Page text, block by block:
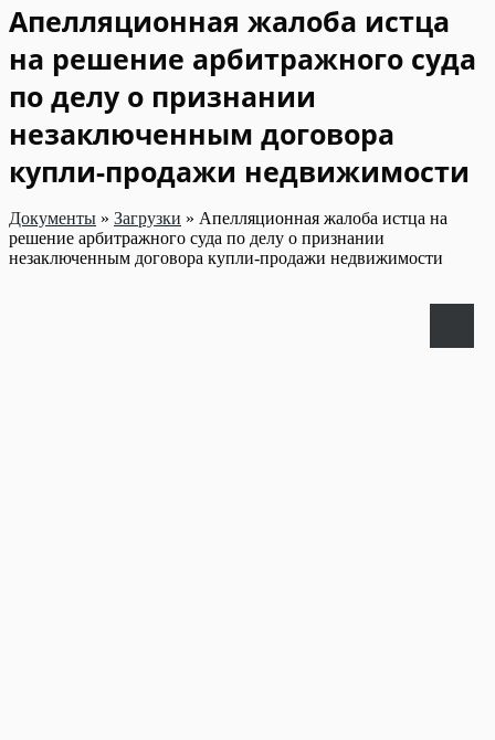
Апелляционная жалоба истца
на решение арбитражного суда
по делу о признании
незаключенным договора
купли-продажи недвижимости
Документы » Загрузки » Апелляционная жалоба истца на
решение арбитражного суда по делу о признании
незаключенным договора купли-продажи недвижимости